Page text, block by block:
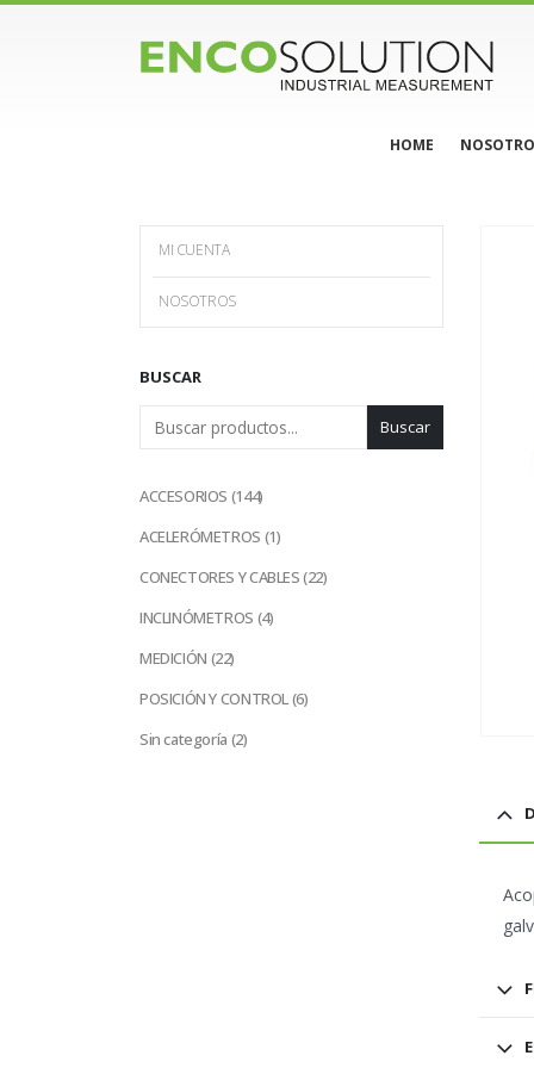
HOME
MI CUENTA
NOSOTROS
BUSCAR
Buscar
ACCESORIOS 144144
ACELERÓMETROS 11
CONECTORES Y CABLES 2222
INCLINÓMETROS 44
MEDICIÓN 2222
POSICIÓN Y CONTROL 66
Sin categoría 22